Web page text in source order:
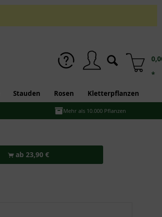
*
Stauden Rosen Kletterpflanzen
Mehr als 10.000 Pflanzen
ab 23,90 €